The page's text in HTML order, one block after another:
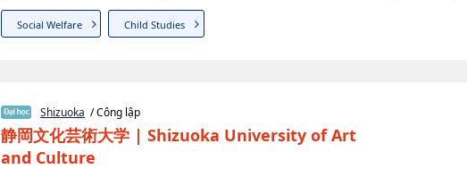
Social Welfare Child Studies
Shizuoka / Công lập
静岡文化芸術大学 | Shizuoka University of Art
and Culture